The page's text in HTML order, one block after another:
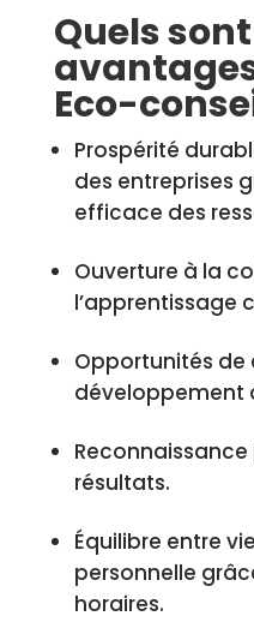
Quels
Eco-
Prospérité
des entreprises
efficace des
Ouverture à la
l’apprentissage
Opportunités de
développement
résultats.
Équilibre entre
personnelle
horaires.